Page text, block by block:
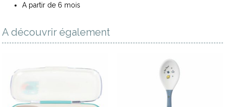
A partir de 6 mois
A découvrir également